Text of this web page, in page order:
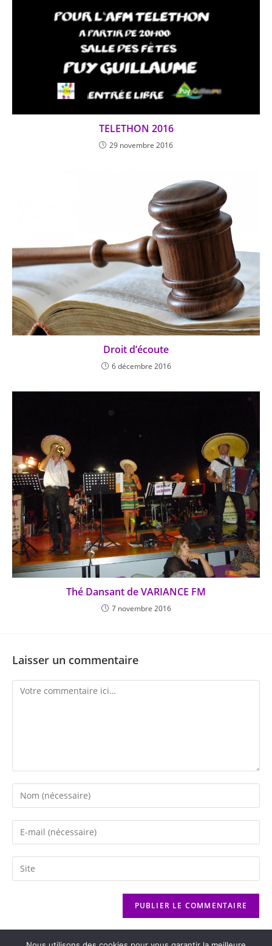
TELETHON 2016
29 novembre 2016
Droit d’écoute
6 décembre 2016
Thé Dansant de VARIANCE FM
7 novembre 2016
Laisser un commentaire